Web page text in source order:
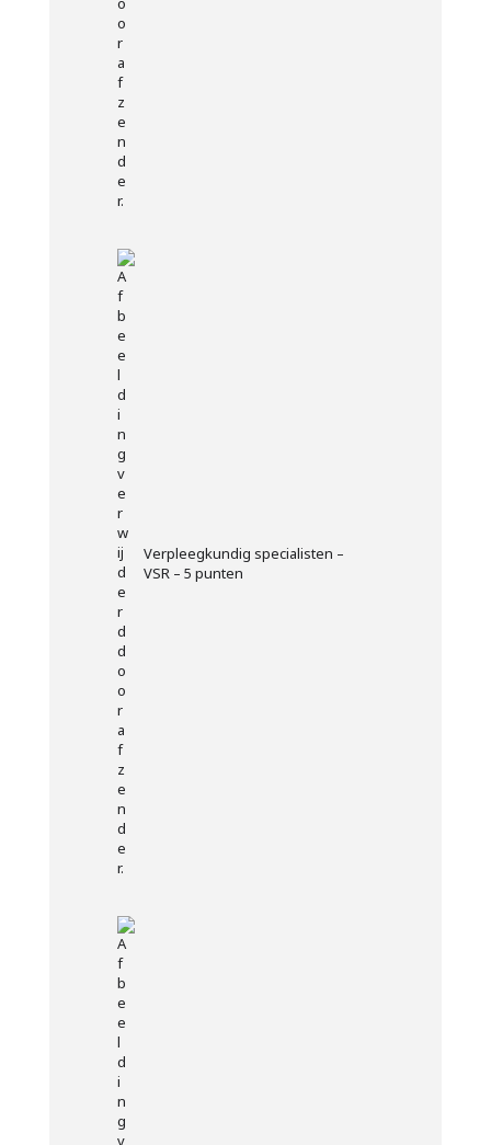
Verpleegkundig specialisten –
VSR – 5 punten